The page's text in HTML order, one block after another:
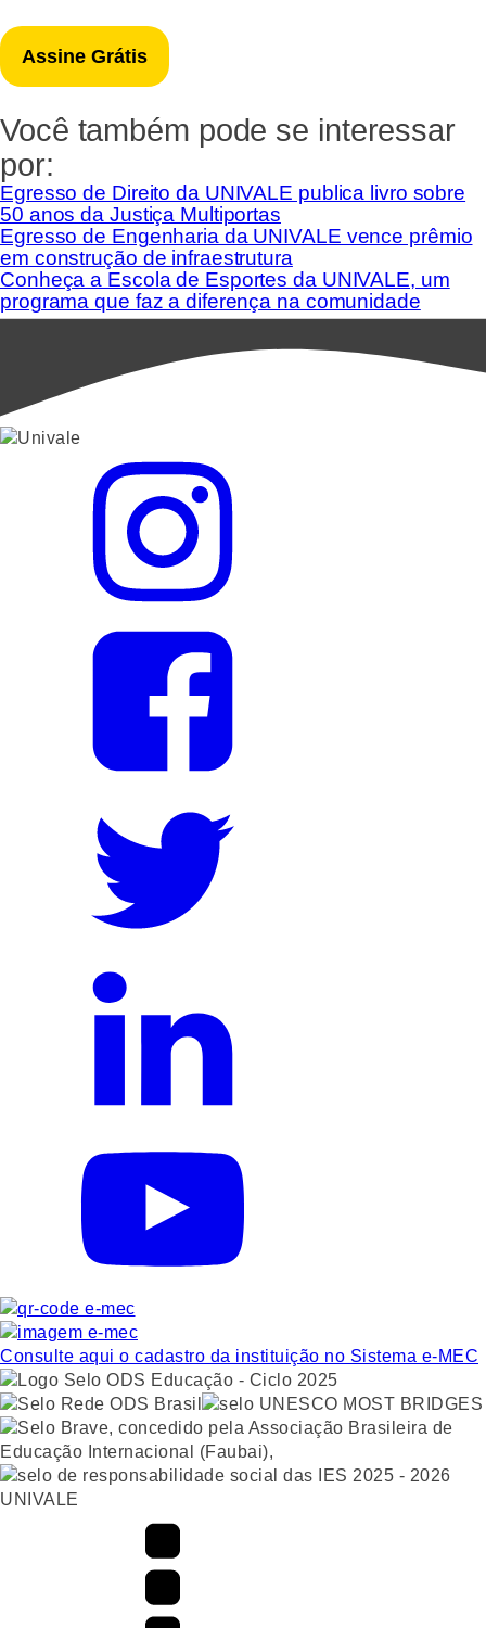
Você também pode se interessar
por:
Egresso de Direito da UNIVALE publica livro sobre
50 anos da Justiça Multiportas
Egresso de Engenharia da UNIVALE vence prêmio
em construção de infraestrutura
Conheça a Escola de Esportes da UNIVALE, um
programa que faz a diferença na comunidade
Consulte aqui o cadastro da instituição no Sistema e-MEC
UNIVALE